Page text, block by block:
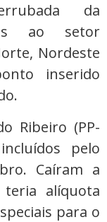
da
ao setor
Nordeste
inserido
Ribeiro (PP-
pelo
Caíram a
teria alíquota
para o